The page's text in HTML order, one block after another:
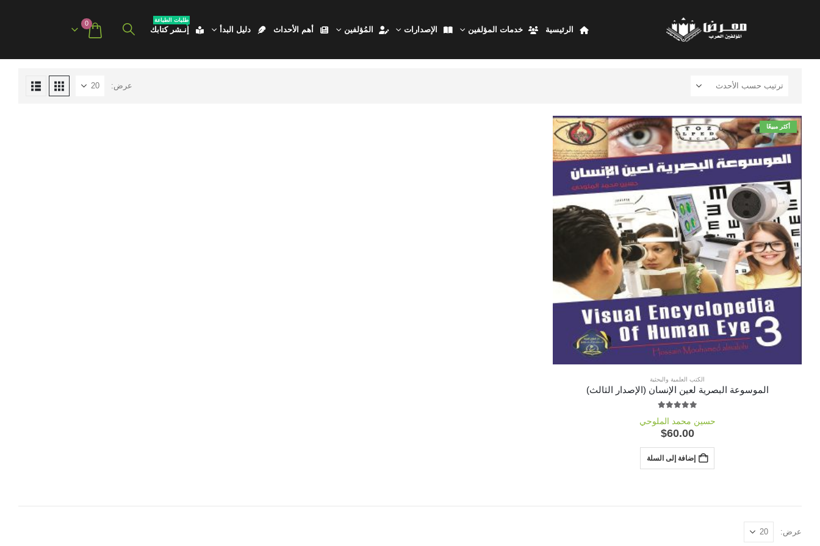
الرئيسية خدمات المؤلفين الإصدارات المُؤلفين أهم الأحداث دليل البدأ إنـشر كتابك
طلبات الطباعة 0
عرض:
أكثر مبيعًا
الكتب العلمية والبحثية
الموسوعة البصرية لعين الإنسان (الإصدار الثالث)
حسين محمد الملوحي
$60.00
إضافة إلى السلة
عرض: